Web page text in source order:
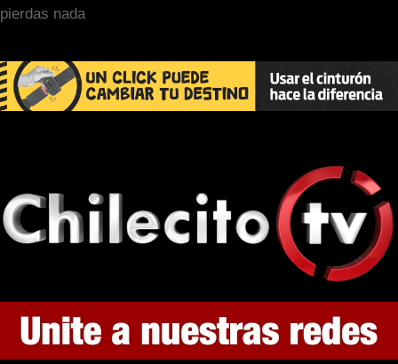
pierdas nada